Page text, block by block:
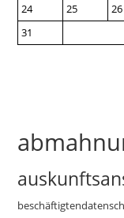
24
25 26
31